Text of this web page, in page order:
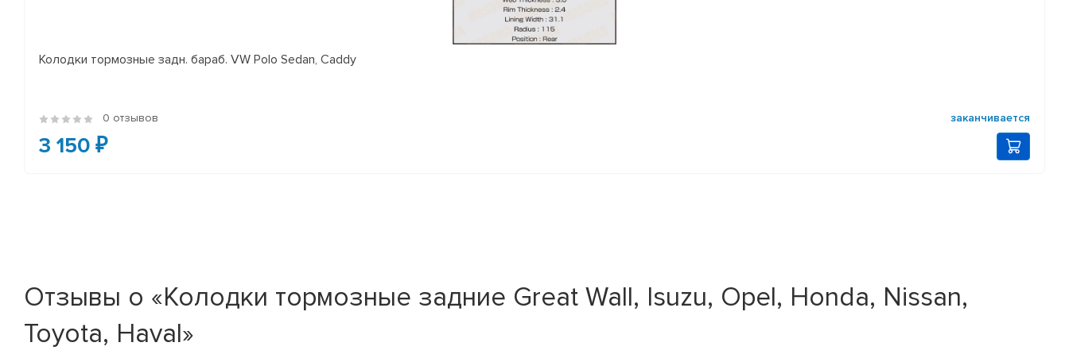
Колодки тормозные задн. бараб. VW Polo Sedan, Caddy
0 отзывов заканчивается
3 150 ₽
Отзывы о «Колодки тормозные задние Great Wall, Isuzu, Opel, Honda, Nissan,
Toyota, Haval»